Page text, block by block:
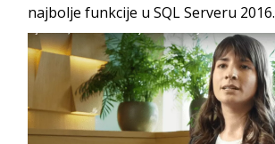
najbolje funkcije u SQL Serveru 2016.